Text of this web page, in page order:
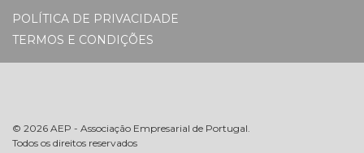
POLÍTICA DE PRIVACIDADE
TERMOS E CONDIÇÕES
© 2026 AEP - Associação Empresarial de Portugal.
Todos os direitos reservados